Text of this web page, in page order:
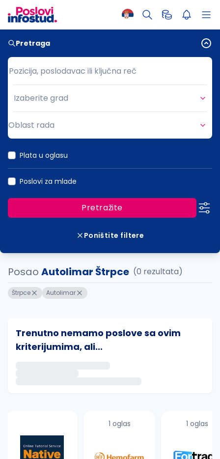
Pretraga
Pozicija, poslodavac ili ključna reč
Pozicija, poslodavac ili ključna reč
Grad
Izaberite grad
Oblast rada
Plata u oglasu
Poslovi za mlade
Pretražite
Poništite filtere
Posao Autolimar Štrpce (0 rezultata)
Štrpce Autolimar
Trenutno nemamo poslove sa ovim
kriterijumima, ali...
Takođe možete da:
1 oglas 1 oglas